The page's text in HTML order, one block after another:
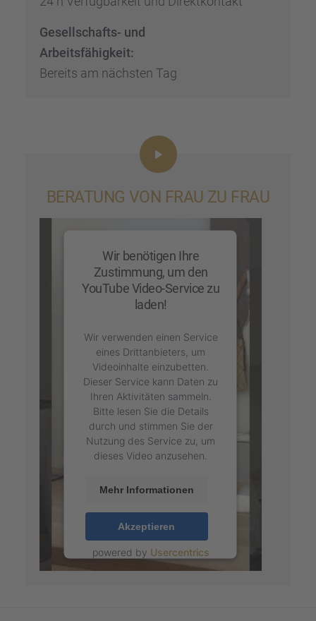
Gesell­schafts- und
Arbeits­fä­hig­keit:
Bereits am nächs­ten Tag
BERATUNG VON FRAU ZU FRAU
Wir benötigen Ihre
Zustimmung, um den
YouTube Video-Service zu
laden!
Wir verwenden einen Service
eines Drittanbieters, um
Videoinhalte einzubetten.
Dieser Service kann Daten zu
Ihren Aktivitäten sammeln.
Bitte lesen Sie die Details
durch und stimmen Sie der
Nutzung des Service zu, um
dieses Video anzusehen.
Mehr Informationen
Akzeptieren
powered by Usercentrics
Consent Management